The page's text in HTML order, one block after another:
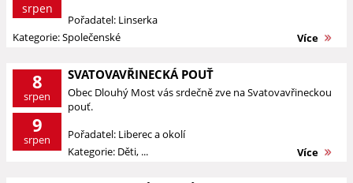
srpen
Pořadatel: Linserka
Kategorie: Společenské
Více
8
srpen
9
srpen
SVATOVAVŘINECKÁ POUŤ
Obec Dlouhý Most vás srdečně zve na Svatovavřineckou
pouť.
Pořadatel: Liberec a okolí
Kategorie: Děti, ...
Více